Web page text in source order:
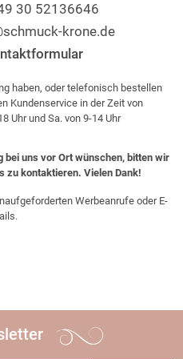
30 52136646
krone.de
haben, oder telefonisch bestellen
Kundenservice in der Zeit von
Uhr und Sa. von 9-14 Uhr
bei uns vor Ort wünschen, bitten wir
zu kontaktieren. Vielen Dank!
Werbeanrufe oder E-